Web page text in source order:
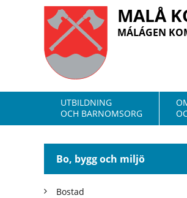
MALÅ
MÁLÁGEN
UTBILDNING
OCH BARNOMSORG
Bo, bygg och miljö
Bostad